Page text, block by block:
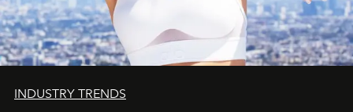
INDUSTRY TRENDS